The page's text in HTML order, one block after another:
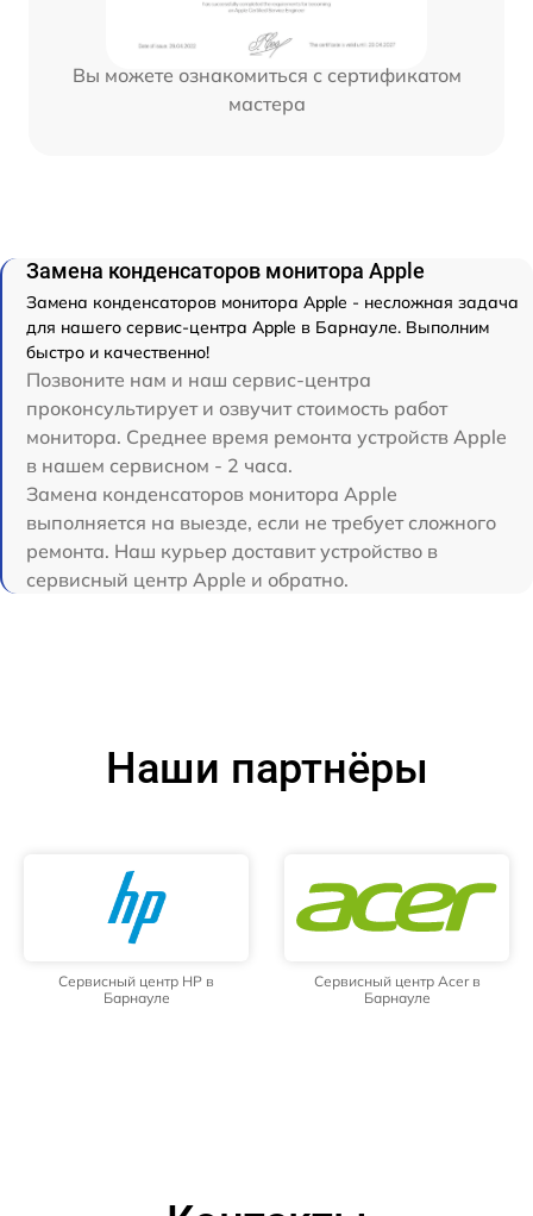
Вы можете ознакомиться с сертификатом
мастера
Замена конденсаторов монитора Apple
Замена конденсаторов монитора Apple - несложная задача
для нашего сервис-центра Apple в Барнауле. Выполним
быстро и качественно!
Позвоните нам и наш сервис-центра
проконсультирует и озвучит стоимость работ
монитора. Среднее время ремонта устройств Apple
в нашем сервисном - 2 часа.
Замена конденсаторов монитора Apple
выполняется на выезде, если не требует сложного
ремонта. Наш курьер доставит устройство в
сервисный центр Apple и обратно.
Наши партнёры
Сервисный центр HP в
Барнауле
Сервисный центр Acer в
Барнауле